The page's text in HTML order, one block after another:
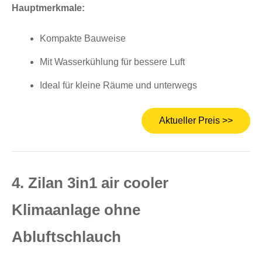
Hauptmerkmale:
Kompakte Bauweise
Mit Wasserkühlung für bessere Luft
Ideal für kleine Räume und unterwegs
Aktueller Preis >>
4. Zilan 3in1 air cooler
Klimaanlage ohne
Abluftschlauch